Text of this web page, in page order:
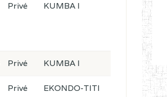
Privé KUMBA I
Privé KUMBA I
Privé EKONDO-TITI